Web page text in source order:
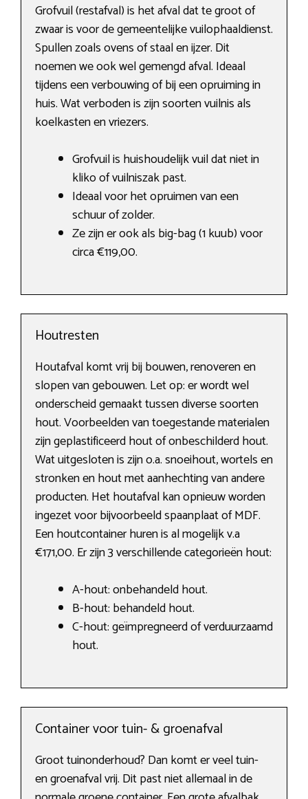
Grofvuil (restafval) is het afval dat te groot of
zwaar is voor de gemeentelijke vuilophaaldienst.
Spullen zoals ovens of staal en ijzer. Dit
noemen we ook wel gemengd afval. Ideaal
tijdens een verbouwing of bij een opruiming in
huis. Wat verboden is zijn soorten vuilnis als
koelkasten en vriezers.
Grofvuil is huishoudelijk vuil dat niet in
kliko of vuilniszak past.
Ideaal voor het opruimen van een
schuur of zolder.
Ze zijn er ook als big-bag (1 kuub) voor
circa €119,00.
Houtresten
Houtafval komt vrij bij bouwen, renoveren en
slopen van gebouwen. Let op: er wordt wel
onderscheid gemaakt tussen diverse soorten
hout. Voorbeelden van toegestande materialen
zijn geplastificeerd hout of onbeschilderd hout.
Wat uitgesloten is zijn o.a. snoeihout, wortels en
stronken en hout met aanhechting van andere
producten. Het houtafval kan opnieuw worden
ingezet voor bijvoorbeeld spaanplaat of MDF.
Een houtcontainer huren is al mogelijk v.a
€171,00. Er zijn 3 verschillende categorieën hout:
A-hout: onbehandeld hout.
B-hout: behandeld hout.
C-hout: geïmpregneerd of verduurzaamd
hout.
Container voor tuin- & groenafval
Groot tuinonderhoud? Dan komt er veel tuin-
en groenafval vrij. Dit past niet allemaal in de